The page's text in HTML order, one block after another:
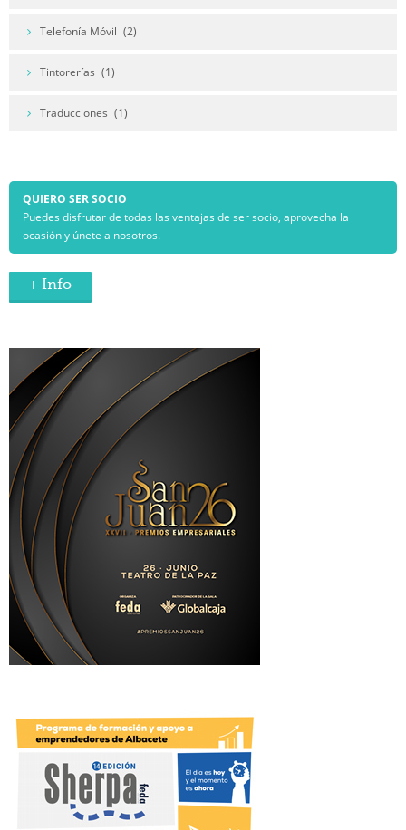
Telefonía Móvil (2)
Tintorerías (1)
Traducciones (1)
QUIERO SER SOCIO
Puedes disfrutar de todas las ventajas de ser socio, aprovecha la
ocasión y únete a nosotros.
+ Info